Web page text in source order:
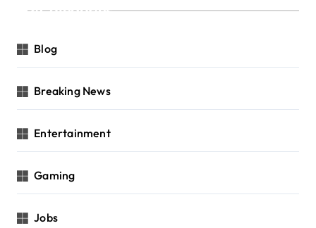
Categories
Blog
Breaking News
Entertainment
Gaming
Jobs